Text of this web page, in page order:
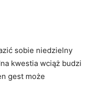
sobie niedzielny
kwestia wciąż budzi
gest może